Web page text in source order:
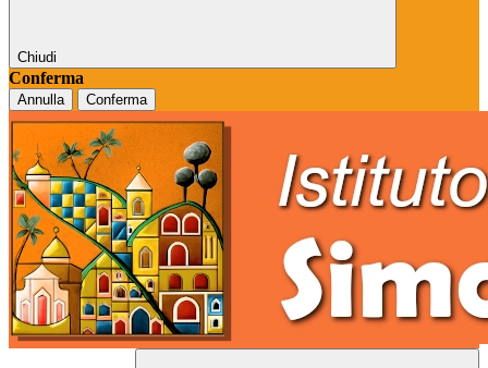
Chiudi
Conferma
Annulla Conferma